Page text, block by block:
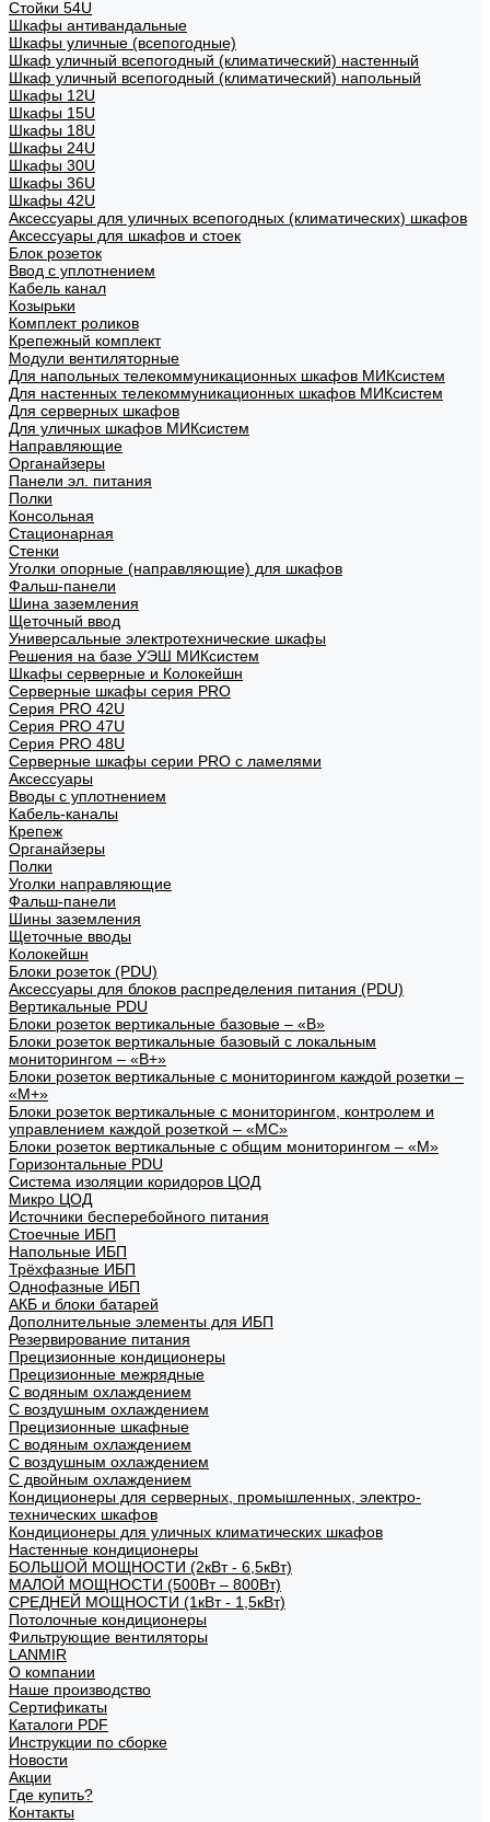
Стойки 54U
Шкафы антивандальные
Шкафы уличные (всепогодные)
Шкаф уличный всепогодный (климатический) настенный
Шкаф уличный всепогодный (климатический) напольный
Шкафы 12U
Шкафы 15U
Шкафы 18U
Шкафы 24U
Шкафы 30U
Шкафы 36U
Шкафы 42U
Аксессуары для уличных всепогодных (климатических) шкафов
Аксессуары для шкафов и стоек
Блок розеток
Ввод с уплотнением
Кабель канал
Козырьки
Комплект роликов
Крепежный комплект
Модули вентиляторные
Для напольных телекоммуникационных шкафов МИКсистем
Для настенных телекоммуникационных шкафов МИКсистем
Для серверных шкафов
Для уличных шкафов МИКсистем
Направляющие
Органайзеры
Панели эл. питания
Полки
Консольная
Стационарная
Стенки
Уголки опорные (направляющие) для шкафов
Фальш-панели
Шина заземления
Щеточный ввод
Универсальные электротехнические шкафы
Решения на базе УЭШ МИКсистем
Шкафы серверные и Колокейшн
Серверные шкафы серия PRO
Серия PRO 42U
Серия PRO 47U
Серия PRO 48U
Серверные шкафы серии PRO с ламелями
Аксессуары
Вводы с уплотнением
Кабель-каналы
Крепеж
Органайзеры
Полки
Уголки направляющие
Фальш-панели
Шины заземления
Щеточные вводы
Колокейшн
Блоки розеток (PDU)
Аксессуары для блоков распределения питания (PDU)
Вертикальные PDU
Блоки розеток вертикальные базовые – «В»
Блоки розеток вертикальные базовый с локальным
мониторингом – «В+»
Блоки розеток вертикальные с мониторингом каждой розетки –
«М+»
Блоки розеток вертикальные с мониторингом, контролем и
управлением каждой розеткой – «МС»
Блоки розеток вертикальные с общим мониторингом – «М»
Горизонтальные PDU
Система изоляции коридоров ЦОД
Микро ЦОД
Источники бесперебойного питания
Стоечные ИБП
Напольные ИБП
Трёхфазные ИБП
Однофазные ИБП
АКБ и блоки батарей
Дополнительные элементы для ИБП
Резервирование питания
Прецизионные кондиционеры
Прецизионные межрядные
С водяным охлаждением
С воздушным охлаждением
Прецизионные шкафные
С водяным охлаждением
С воздушным охлаждением
С двойным охлаждением
Кондиционеры для серверных, промышленных, электро-
технических шкафов
Кондиционеры для уличных климатических шкафов
Настенные кондиционеры
БОЛЬШОЙ МОЩНОСТИ (2кВт - 6,5кВт)
МАЛОЙ МОЩНОСТИ (500Вт – 800Вт)
СРЕДНЕЙ МОЩНОСТИ (1кВт - 1,5кВт)
Потолочные кондиционеры
Фильтрующие вентиляторы
LANMIR
О компании
Наше производство
Сертификаты
Каталоги PDF
Инструкции по сборке
Новости
Акции
Где купить?
Контакты